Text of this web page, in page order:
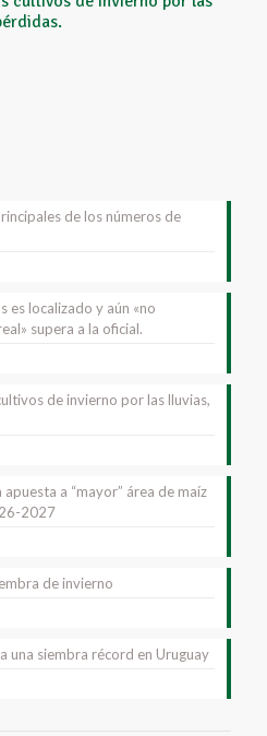
de los números de
es localizado y aún «no
supera a la oficial.
de invierno por las lluvias,
a “mayor” área de maíz
2027
de invierno
una siembra récord en Uruguay